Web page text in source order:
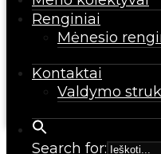
Renginiai
Mėnesio
Kontaktai
Valdymo
Search for: